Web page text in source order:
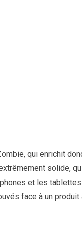
qui enrichit
solide,
et les
face à un